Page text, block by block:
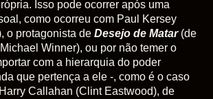
Isso pode ocorrer após uma
como ocorreu com Paul Kersey
o protagonista de Desejo de Matar(de
Winner), ou por não temer o
com a hierarquia do poder
que pertença a ele -, como é o caso
Callahan (Clint Eastwood), de